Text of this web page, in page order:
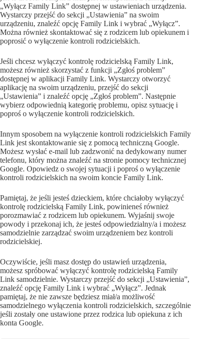
„Wyłącz Family Link” dostępnej w ustawieniach urządzenia.
Wystarczy przejść do sekcji „Ustawienia” na swoim
urządzeniu, znaleźć opcję Family Link i wybrać „Wyłącz”.
Można również skontaktować się z rodzicem lub opiekunem i
poprosić o wyłączenie kontroli rodzicielskich.
Jeśli chcesz wyłączyć kontrolę rodzicielską Family Link,
możesz również skorzystać z funkcji „Zgłoś problem”
dostępnej w aplikacji Family Link. Wystarczy otworzyć
aplikację na swoim urządzeniu, przejść do sekcji
„Ustawienia” i znaleźć opcję „Zgłoś problem”. Następnie
wybierz odpowiednią kategorię problemu, opisz sytuację i
poproś o wyłączenie kontroli rodzicielskich.
Innym sposobem na wyłączenie kontroli rodzicielskich Family
Link jest skontaktowanie się z pomocą techniczną Google.
Możesz wysłać e-mail lub zadzwonić na dedykowany numer
telefonu, który można znaleźć na stronie pomocy technicznej
Google. Opowiedz o swojej sytuacji i poproś o wyłączenie
kontroli rodzicielskich na swoim koncie Family Link.
Pamiętaj, że jeśli jesteś dzieckiem, które chciałoby wyłączyć
kontrolę rodzicielską Family Link, powinieneś również
porozmawiać z rodzicem lub opiekunem. Wyjaśnij swoje
powody i przekonaj ich, że jesteś odpowiedzialny/a i możesz
samodzielnie zarządzać swoim urządzeniem bez kontroli
rodzicielskiej.
Oczywiście, jeśli masz dostęp do ustawień urządzenia,
możesz spróbować wyłączyć kontrolę rodzicielską Family
Link samodzielnie. Wystarczy przejść do sekcji „Ustawienia”,
znaleźć opcję Family Link i wybrać „Wyłącz”. Jednak
pamiętaj, że nie zawsze będziesz miał/a możliwość
samodzielnego wyłączenia kontroli rodzicielskich, szczególnie
jeśli zostały one ustawione przez rodzica lub opiekuna z ich
konta Google.